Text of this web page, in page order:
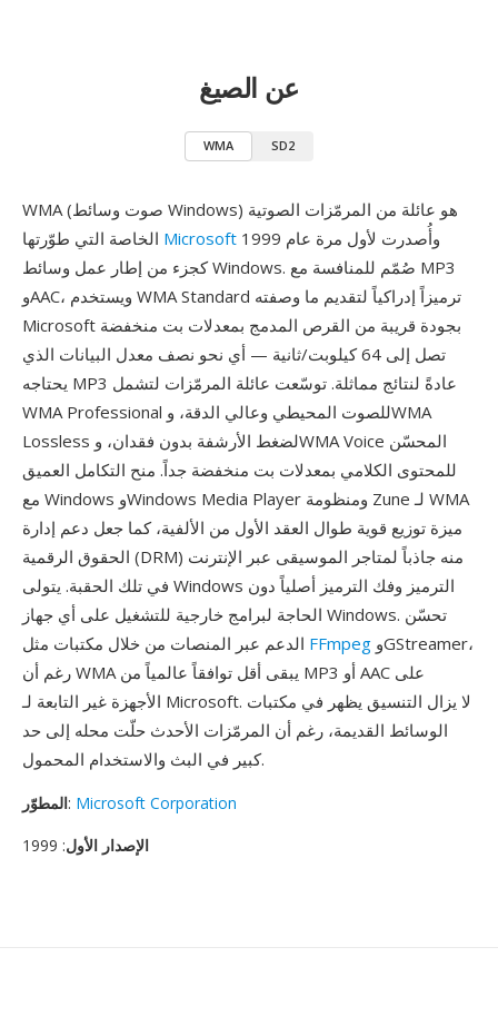
عن الصيغ
WMA SD2
WMA (صوت وسائط Windows) هو عائلة من المرمّزات الصوتية
Microsoft
كجزء من إطار عمل وسائط Windows. صُمّم للمنافسة مع MP3
وAAC، ويستخدم WMA Standard ترميزاً إدراكياً لتقديم ما وصفته
Microsoft بجودة قريبة من القرص المدمج بمعدلات بت منخفضة
تصل إلى 64 كيلوبت/ثانية — أي نحو نصف معدل البيانات الذي
يحتاجه MP3 عادةً لنتائج مماثلة. توسّعت عائلة المرمّزات لتشمل
WMA Professional للصوت المحيطي وعالي الدقة، وWMA
Lossless لضغط الأرشفة بدون فقدان، وWMA Voice المحسّن
للمحتوى الكلامي بمعدلات بت منخفضة جداً. منح التكامل العميق
مع Windows وWindows Media Player ومنظومة Zune لـ WMA
ميزة توزيع قوية طوال العقد الأول من الألفية، كما جعل دعم إدارة
الحقوق الرقمية (DRM) منه جاذباً لمتاجر الموسيقى عبر الإنترنت
في تلك الحقبة. يتولى Windows الترميز وفك الترميز أصلياً دون
الحاجة لبرامج خارجية للتشغيل على أي جهاز Windows. تحسّن
FFmpeg
رغم أن WMA يبقى أقل توافقاً عالمياً من MP3 أو AAC على
الأجهزة غير التابعة لـ Microsoft. لا يزال التنسيق يظهر في مكتبات
الوسائط القديمة، رغم أن المرمّزات الأحدث حلّت محله إلى حد
كبير في البث والاستخدام المحمول.
المطوّر: Microsoft Corporation
الإصدار الأول: 1999